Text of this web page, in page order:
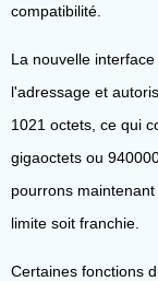
compatibilité.
La nouvelle
l'adressage et
1021 octets, ce qui
gigaoctets ou
pourrons
limite soit franchie.
Certaines fonctions